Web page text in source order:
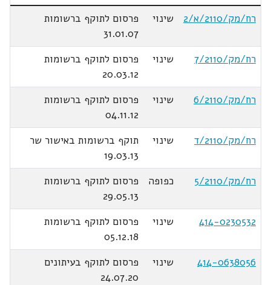
רח/מק/2110/א/2
שינוי
פרסום לתוקף ברשומות
31.01.07
רח/מק/7/2110
שינוי
פרסום לתוקף ברשומות
20.03.12
רח/מק/6/2110
שינוי
פרסום לתוקף ברשומות
04.11.12
רח/מק/2110/ד
שינוי
תוקף ברשומות באישור שר
19.03.13
רח/מק/5/2110
כפופה
פרסום לתוקף ברשומות
29.05.13
414-0230532
שינוי
פרסום לתוקף ברשומות
05.12.18
414-0638056
שינוי
פרסום לתוקף בעיתונים
24.07.20